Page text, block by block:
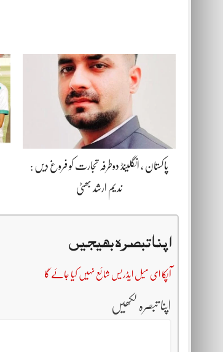
پاکستان ، انگلینڈ دوطرفہ تجارت کو فروغ دیں :
ندیم ارشد بھٹی
اپنا تبصرہ بھیجیں
آپکا ای میل ایڈریس شائع نہیں کیا جائے گا
اپنا تبصرہ لکھیں